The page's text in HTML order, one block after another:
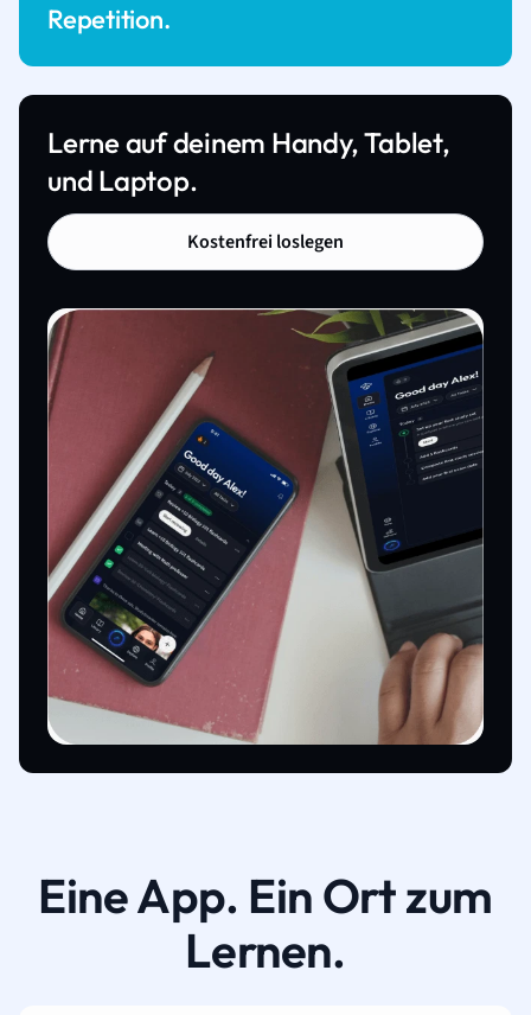
Repetition.
Lerne auf deinem Handy, Tablet,
und Laptop.
Kostenfrei loslegen
Eine App. Ein Ort zum
Lernen.